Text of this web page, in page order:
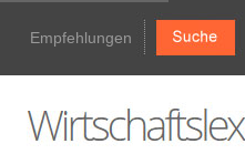
Empfehlungen